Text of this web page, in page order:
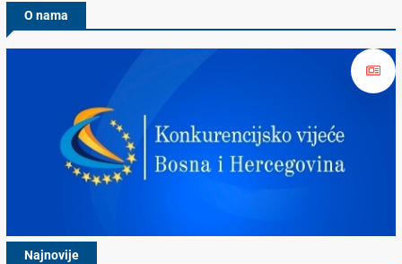
O nama
Najnovije